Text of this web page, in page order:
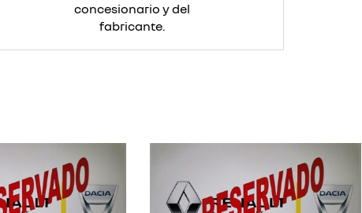
concesionario y del
fabricante.